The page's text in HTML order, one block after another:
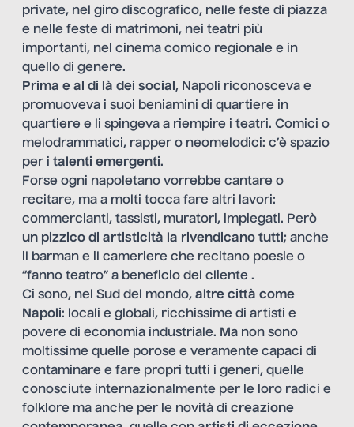
private, nel giro discografico, nelle feste di piazza
e nelle feste di matrimoni, nei teatri più
importanti, nel cinema comico regionale e in
quello di genere.
Prima e al di là dei social, Napoli riconosceva e
promuoveva i suoi beniamini di quartiere in
quartiere e li spingeva a riempire i teatri. Comici o
melodrammatici, rapper o neomelodici: c’è spazio
per i talenti emergenti.
Forse ogni napoletano vorrebbe cantare o
recitare, ma a molti tocca fare altri lavori:
commercianti, tassisti, muratori, impiegati. Però
un pizzico di artisticità la rivendicano tutti; anche
il barman e il cameriere che recitano poesie o
“fanno teatro” a beneficio del cliente .
Ci sono, nel Sud del mondo, altre città come
Napoli: locali e globali, ricchissime di artisti e
povere di economia industriale. Ma non sono
moltissime quelle porose e veramente capaci di
contaminare e fare propri tutti i generi, quelle
conosciute internazionalmente per le loro radici e
folklore ma anche per le novità di creazione